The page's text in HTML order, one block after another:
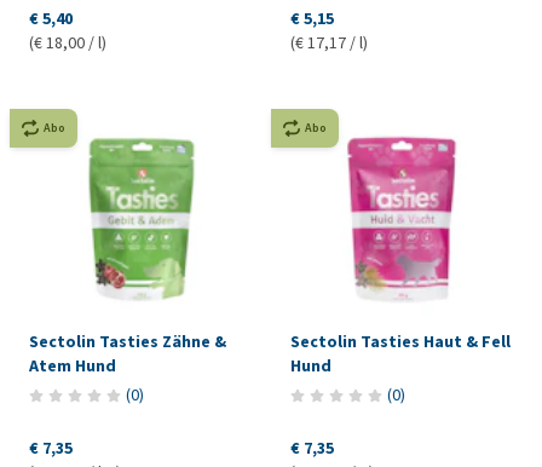
€ 5,40
(€ 18,00 / l)
€ 5,15
(€ 17,17 / l)
Abo
Sectolin Tasties Zähne &
Atem Hund
(0)
€ 7,35
Abo
Sectolin Tasties Haut & Fell
Hund
(0)
€ 7,35